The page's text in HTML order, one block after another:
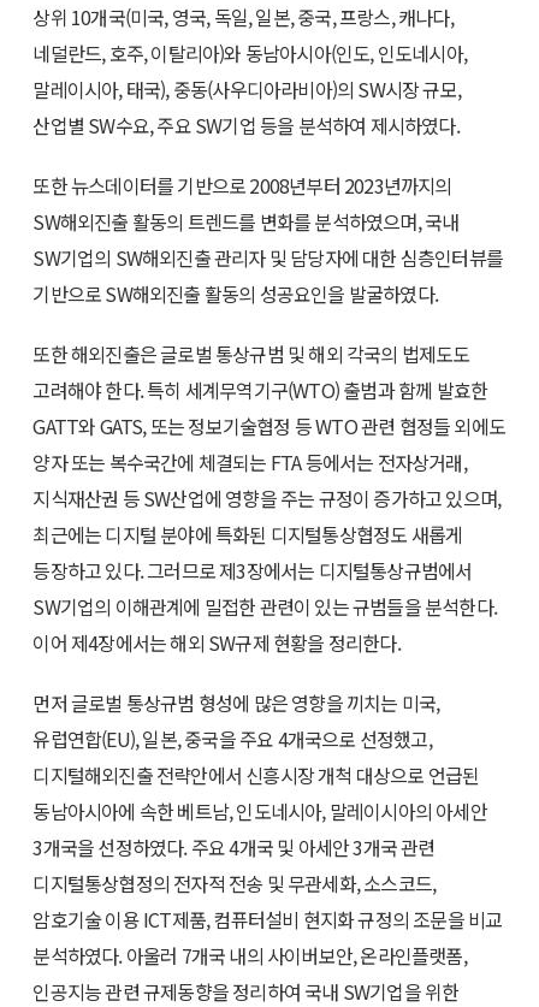
상위 10개국(미국, 영국, 독일, 일본, 중국, 프랑스, 캐나다,
네덜란드, 호주, 이탈리아)와 동남아시아(인도, 인도네시아,
말레이시아, 태국), 중동(사우디아라비아)의 SW시장 규모,
산업별 SW수요, 주요 SW기업 등을 분석하여 제시하였다.
또한 뉴스데이터를 기반으로 2008년부터 2023년까지의
SW해외진출 활동의 트렌드를 변화를 분석하였으며, 국내
SW기업의 SW해외진출 관리자 및 담당자에 대한 심층인터뷰를
기반으로 SW해외진출 활동의 성공요인을 발굴하였다.
또한 해외진출은 글로벌 통상규범 및 해외 각국의 법제도도
고려해야 한다. 특히 세계무역기구(WTO) 출범과 함께 발효한
GATT와 GATS, 또는 정보기술협정 등 WTO 관련 협정들 외에도
양자 또는 복수국간에 체결되는 FTA 등에서는 전자상거래,
지식재산권 등 SW산업에 영향을 주는 규정이 증가하고 있으며,
최근에는 디지털 분야에 특화된 디지털통상협정도 새롭게
등장하고 있다. 그러므로 제3장에서는 디지털통상규범에서
SW기업의 이해관계에 밀접한 관련이 있는 규범들을 분석한다.
이어 제4장에서는 해외 SW규제 현황을 정리한다.
먼저 글로벌 통상규범 형성에 많은 영향을 끼치는 미국,
유럽연합(EU), 일본, 중국을 주요 4개국으로 선정했고,
디지털해외진출 전략안에서 신흥시장 개척 대상으로 언급된
동남아시아에 속한 베트남, 인도네시아, 말레이시아의 아세안
3개국을 선정하였다. 주요 4개국 및 아세안 3개국 관련
디지털통상협정의 전자적 전송 및 무관세화, 소스코드,
암호기술 이용 ICT제품, 컴퓨터설비 현지화 규정의 조문을 비교
분석하였다. 아울러 7개국 내의 사이버보안, 온라인플랫폼,
인공지능 관련 규제동향을 정리하여 국내 SW기업을 위한